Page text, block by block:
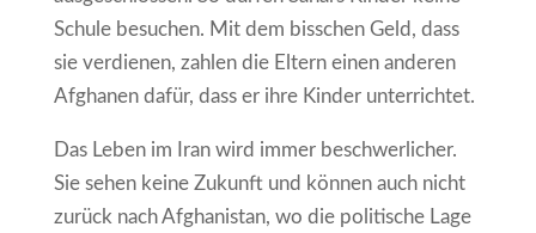
Schule besuchen. Mit dem bisschen Geld, dass
sie verdienen, zahlen die Eltern einen anderen
Afghanen dafür, dass er ihre Kinder unterrichtet.
Das Leben im Iran wird immer beschwerlicher.
Sie sehen keine Zukunft und können auch nicht
zurück nach Afghanistan, wo die politische Lage